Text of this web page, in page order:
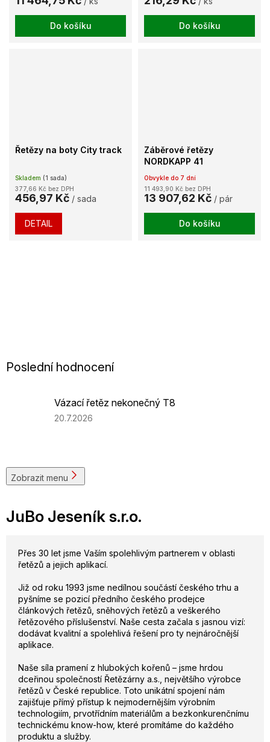
Do košíku Do košíku
Řetězy na boty City track
Skladem (1 sada)
377,66 Kč bez DPH
456,97 Kč / sada
DETAIL
Záběrové řetězy
NORDKAPP 41
Obvykle do 7 dní
11 493,90 Kč bez DPH
13 907,62 Kč / pár
Do košíku
Poslední hodnocení
Vázací řetěz nekonečný T8
Hodnocení
5
hvězdiček.
20.7.2026
Zobrazit menu
JuBo Jeseník s.r.o.
Přes 30 let jsme Vaším spolehlivým partnerem v oblasti
řetězů a jejich aplikací.
Již od roku 1993 jsme nedílnou součástí českého trhu a
pyšníme se pozicí předního českého prodejce
článkových řetězů, sněhových řetězů a veškerého
řetězového příslušenství. Naše cesta začala s jasnou vizí:
dodávat kvalitní a spolehlivá řešení pro ty nejnáročnější
aplikace.
Naše síla pramení z hlubokých kořenů – jsme hrdou
dceřinou společností Řetězárny a.s., největšího výrobce
řetězů v České republice. Toto unikátní spojení nám
zajišťuje přímý přístup k nejmodernějším výrobním
technologiím, prvotřídním materiálům a bezkonkurenčnímu
technickému know-how, které promítáme do každého
produktu a služby.